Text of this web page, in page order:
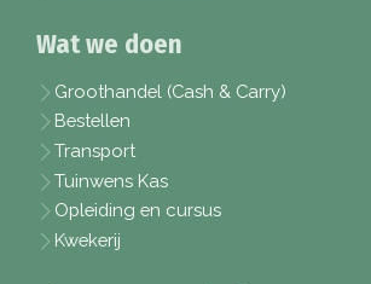
Wat we doen
Groothandel (Cash & Carry)
Bestellen
Transport
Tuinwens Kas
Opleiding en cursus
Kwekerij